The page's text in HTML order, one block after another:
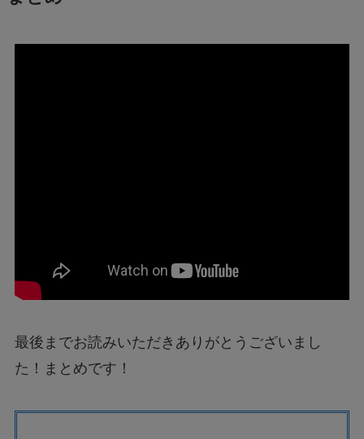
最後までお読みいただきありがとうございまし
た！まとめです！